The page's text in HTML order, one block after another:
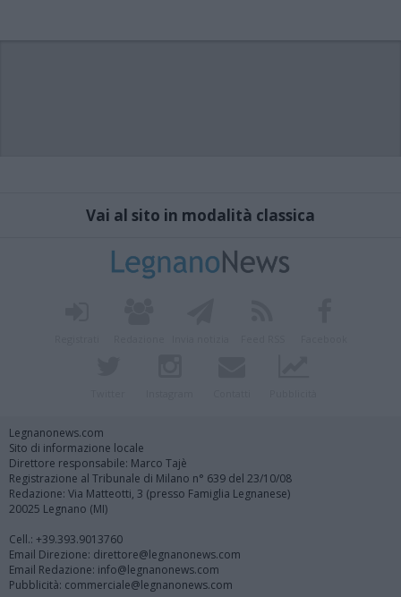
Vai al sito in modalità classica
Legnanonews.com
Sito di informazione locale
Direttore responsabile: Marco Tajè
Registrazione al Tribunale di Milano n° 639 del 23/10/08
Redazione: Via Matteotti, 3 (presso Famiglia Legnanese)
20025 Legnano (MI)
Cell.: +39.393.9013760
Email Direzione: direttore@legnanonews.com
Email Redazione: info@legnanonews.com
Pubblicità: commerciale@legnanonews.com